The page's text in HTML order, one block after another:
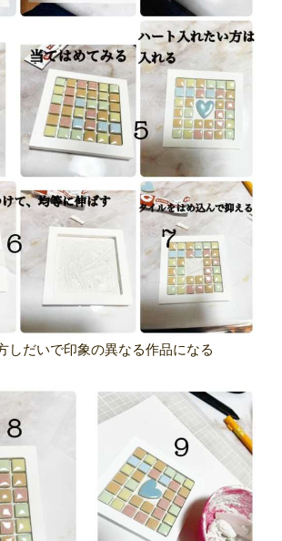
しだいで印象の異なる作品になる